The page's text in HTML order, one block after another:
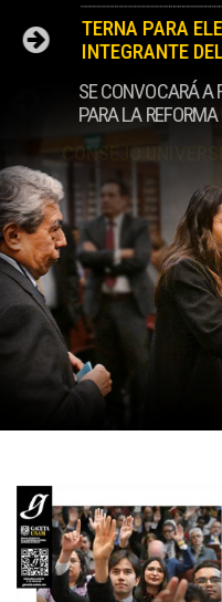
TERNA PARA
INTEGRANTE
SE CONVOCARÁ A
PARA LA
CONSEJO